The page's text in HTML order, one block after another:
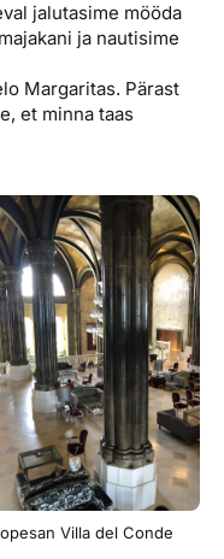
jalutasime mööda
ja nautisime
Margaritas. Pärast
et minna taas
Villa del Conde